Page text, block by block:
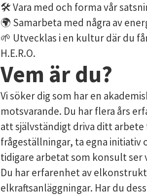
🛠️ Vara med och forma vår
🌍 Samarbeta med några av
🌱 Utvecklas i en kultur där du
H.E.R.O.
Vem är du?
Vi söker dig som har en
motsvarande. Du har flera års
att självständigt driva ditt
frågeställningar, ta egna initiativ
tidigare arbetat som konsult ser
Du har erfarenhet av
elkraftsanläggningar. Har du